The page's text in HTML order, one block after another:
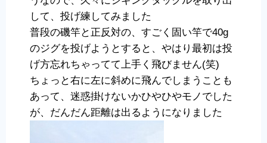
して、投げ練してみました
普段の磯竿と正反対の、すごく固い竿で40g
のジグを投げようとすると、やはり最初は投
げ方忘れちゃってて上手く飛びません(笑)
ちょっと右に左に斜めに飛んでしまうことも
あって、迷惑掛けないかひやひやモノでした
が、だんだん距離は出るようになりました